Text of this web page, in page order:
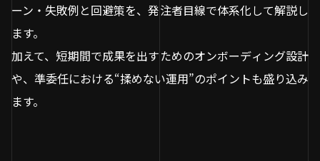
ーン・失敗例と回避策を、発注者目線で体系化して解説し
ます。
加えて、短期間で成果を出すためのオンボーディング設計
や、準委任における“揉めない運用”のポイントも盛り込み
ます。